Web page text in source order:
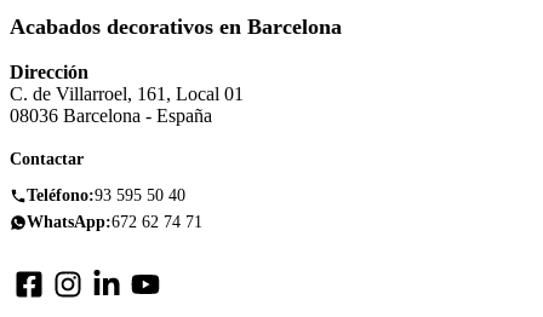
Acabados decorativos en Barcelona
Dirección
C. de Villarroel, 161, Local 01
08036 Barcelona - España
Contactar
Teléfono:93 595 50 40
WhatsApp:672 62 74 71